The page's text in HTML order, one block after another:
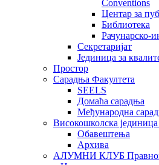
Conventions
Центар за
Библиотека
Рачунарско-
Секретаријат
Јединица за
Простор
Сарадња Факултета
SEELS
Домаћа сарадња
Међународна
Високошколска
Обавештења
Архива
АЛУМНИ КЛУБ Правног